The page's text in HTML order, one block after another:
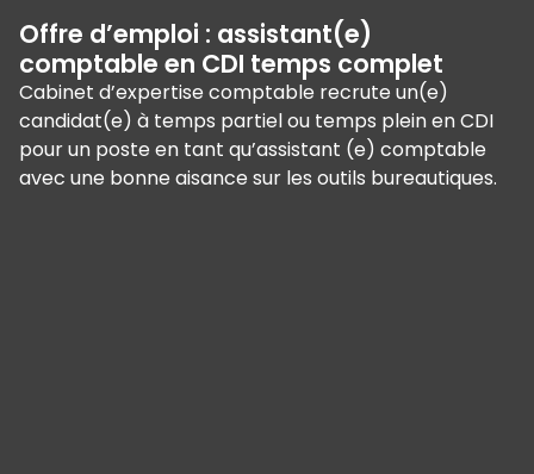
Offre d’emploi : assistant(e)
comptable en CDI temps complet
Cabinet d’expertise comptable recrute un(e)
candidat(e) à temps partiel ou temps plein en CDI
pour un poste en tant qu’assistant (e) comptable
avec une bonne aisance sur les outils bureautiques.